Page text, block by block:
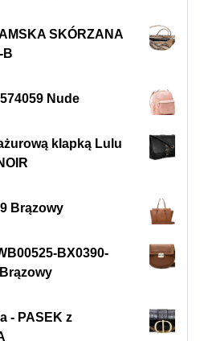
SKÓRZANA
B
Nude
klapką Lulu
Brązowy
BX0390-
- PASEK z